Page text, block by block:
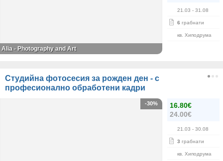
21.03 - 31.08
6 грабнати
кв. Хиподрума
Alia - Photography and Art
Студийна фотосесия за рожден ден - с
професионално обработени кадри
16.80€
24.00€
21.03 - 30.08
3 грабнати
кв. Хиподрума
-30%